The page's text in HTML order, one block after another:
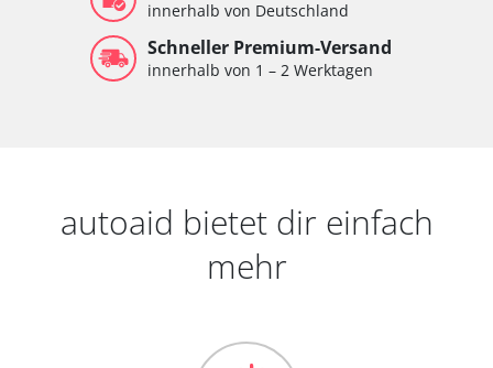
innerhalb von Deutschland
Schneller Premium-Versand
innerhalb von 1 – 2 Werktagen
autoaid bietet dir einfach
mehr